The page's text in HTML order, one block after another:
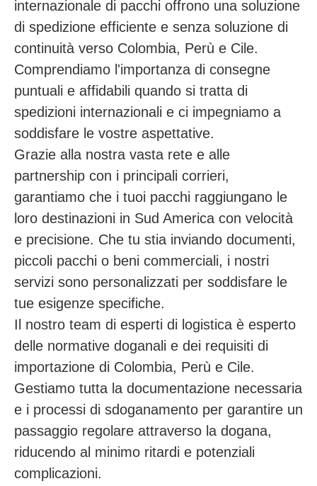
internazionale di pacchi offrono una soluzione
di spedizione efficiente e senza soluzione di
continuità verso Colombia, Perù e Cile.
Comprendiamo l'importanza di consegne
puntuali e affidabili quando si tratta di
spedizioni internazionali e ci impegniamo a
soddisfare le vostre aspettative.
Grazie alla nostra vasta rete e alle
partnership con i principali corrieri,
garantiamo che i tuoi pacchi raggiungano le
loro destinazioni in Sud America con velocità
e precisione. Che tu stia inviando documenti,
piccoli pacchi o beni commerciali, i nostri
servizi sono personalizzati per soddisfare le
tue esigenze specifiche.
Il nostro team di esperti di logistica è esperto
delle normative doganali e dei requisiti di
importazione di Colombia, Perù e Cile.
Gestiamo tutta la documentazione necessaria
e i processi di sdoganamento per garantire un
passaggio regolare attraverso la dogana,
riducendo al minimo ritardi e potenziali
complicazioni.